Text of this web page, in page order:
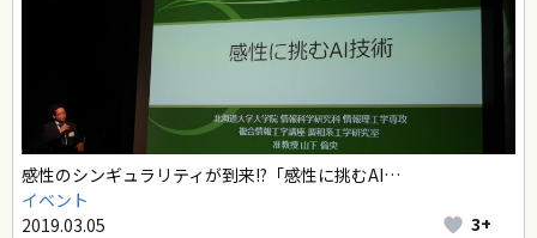
感性のシンギュラリティが到来!?「感性に挑むAI…
イベント
2019.03.05
3+